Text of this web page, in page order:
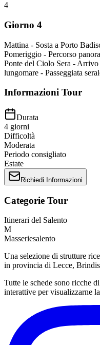
4
Giorno 4
Mattina - Sosta a Porto
Pomeriggio - Percorso
Ponte del Ciolo Sera -
lungomare - Passeggiata
Informazioni Tour
Durata
4 giorni
Difficoltà
Moderata
Periodo consigliato
Estate
Richiedi Informazioni
Categorie Tour
Itinerari del Salento
M
Masseriesalento
Una selezione di strutture
in provincia di Lecce,
Tutte le schede sono ricche
interattive per visualizzarne